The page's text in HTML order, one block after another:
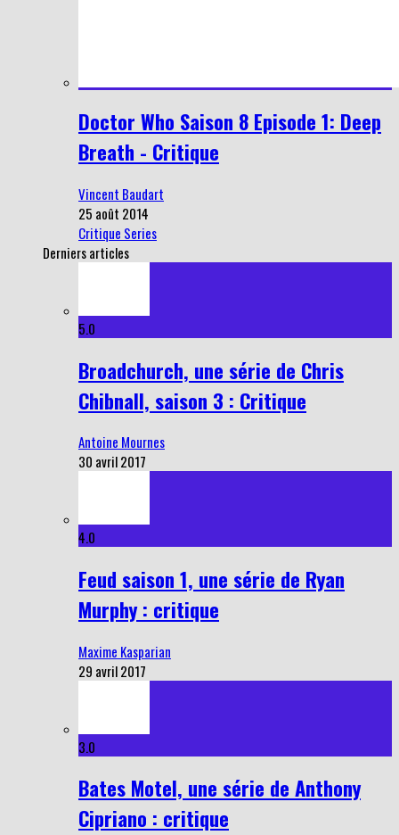
Doctor Who Saison 8 Episode 1: Deep
Breath - Critique
Vincent Baudart
25 août 2014
Critique Series
Derniers articles
5.0
Broadchurch, une série de Chris
Chibnall, saison 3 : Critique
Antoine Mournes
30 avril 2017
4.0
Feud saison 1, une série de Ryan
Murphy : critique
Maxime Kasparian
29 avril 2017
3.0
Bates Motel, une série de Anthony
Cipriano : critique